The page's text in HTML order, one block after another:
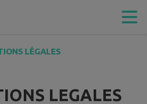
LÉGALES
LEGALES